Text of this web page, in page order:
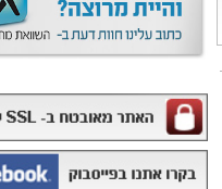
₪99.00
משקה אנרגיה 500 מל MONSTER